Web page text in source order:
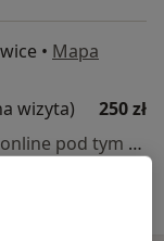
• Mapa
wizyta)
250 zł
Specjalista nie oferuje umawiania online pod tym adresem.